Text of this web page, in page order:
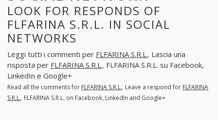
LOOK FOR RESPONDS OF
FLFARINA S.R.L. IN SOCIAL
NETWORKS
Leggi tutti i commenti per FLFARINA S.R.L.. Lascia una
risposta per FLFARINA S.R.L.. FLFARINA S.R.L. su Facebook,
LinkedIn e Google+
Read all the comments for FLFARINA S.R.L.. Leave a respond for FLFARINA
S.R.L.. FLFARINA S.R.L. on Facebook, LinkedIn and Google+